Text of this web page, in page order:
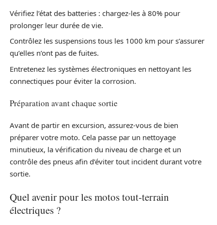
Vérifiez l’état des batteries : chargez-les à 80% pour
prolonger leur durée de vie.
Contrôlez les suspensions tous les 1000 km pour s’assurer
qu’elles n’ont pas de fuites.
Entretenez les systèmes électroniques en nettoyant les
connectiques pour éviter la corrosion.
Préparation avant chaque sortie
Avant de partir en excursion, assurez-vous de bien
préparer votre moto. Cela passe par un nettoyage
minutieux, la vérification du niveau de charge et un
contrôle des pneus afin d’éviter tout incident durant votre
sortie.
Quel avenir pour les motos tout-terrain
électriques ?